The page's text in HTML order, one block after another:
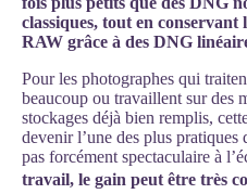
classiques, tout en conservant
RAW grâce à des DNG
Pour les photographes qui
beaucoup ou travaillent sur des
stockages déjà bien remplis,
devenir l’une des plus pratiques
pas forcément spectaculaire à
travail, le gain peut être très